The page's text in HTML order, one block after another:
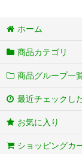
ホーム
商品カテゴリ
商品グループ一
最近チェックし
お気に入り
ショッピングカ